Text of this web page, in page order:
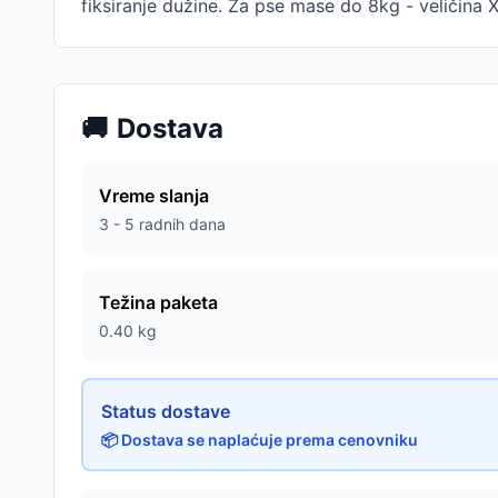
fiksiranje dužine. Za pse mase do 8kg - veličina
🚚 Dostava
Vreme slanja
3 - 5 radnih dana
Težina paketa
0.40 kg
Status dostave
📦 Dostava se naplaćuje prema cenovniku